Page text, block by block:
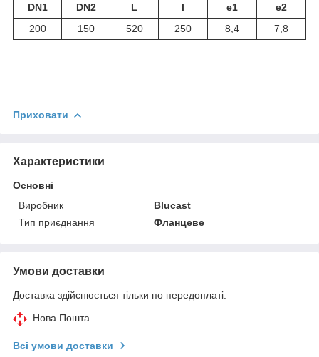
DN1 DN2 L l e1
e2
200
150 520 250 8,4 7,8
Приховати
Характеристики
Основні
Виробник
Blucast
Тип приєднання
Фланцеве
Умови доставки
Доставка здійснюється тільки по передоплаті.
Нова Пошта
Всі умови доставки